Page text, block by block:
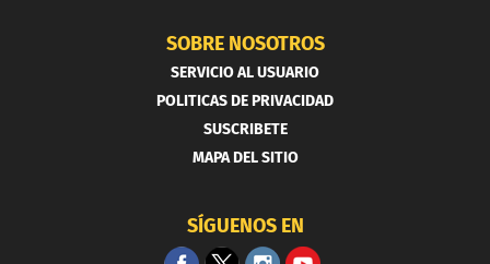
SOBRE NOSOTROS
SERVICIO AL USUARIO
POLITICAS DE PRIVACIDAD
SUSCRIBETE
MAPA DEL SITIO
SÍGUENOS EN